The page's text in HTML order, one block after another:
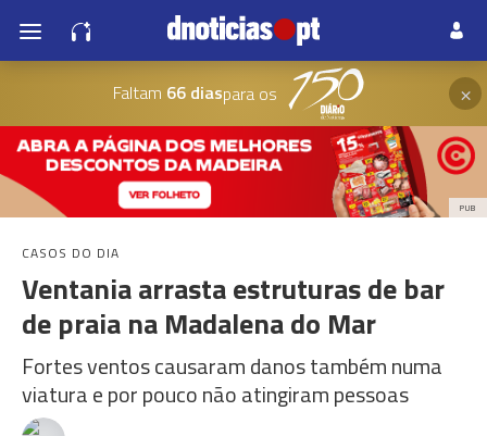
Faltam 66 diaspara os ×
PUB
CASOS DO DIA
Ventania arrasta estruturas de bar
de praia na Madalena do Mar
Fortes ventos causaram danos também numa
viatura e por pouco não atingiram pessoas